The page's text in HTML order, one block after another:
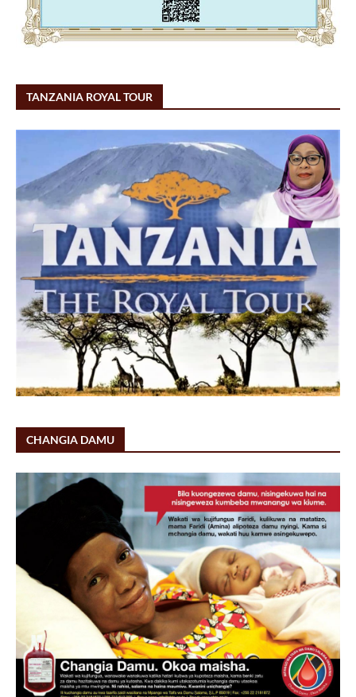
TANZANIA ROYAL TOUR
CHANGIA DAMU